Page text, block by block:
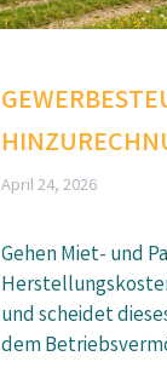
April 24, 2026
Gehen Miet- und
und scheidet
dem